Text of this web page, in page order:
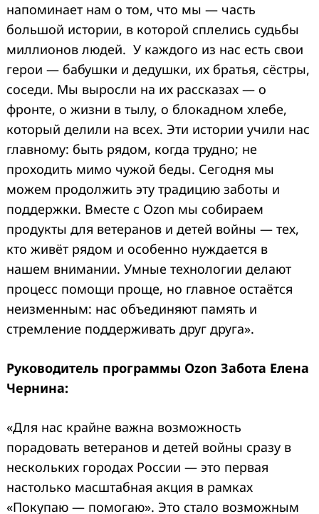
напоминает нам о том, что мы — часть
большой истории, в которой сплелись судьбы
миллионов людей. У каждого из нас есть свои
герои — бабушки и дедушки, их братья, сёстры,
соседи. Мы выросли на их рассказах — о
фронте, о жизни в тылу, о блокадном хлебе,
который делили на всех. Эти истории учили нас
главному: быть рядом, когда трудно; не
проходить мимо чужой беды. Сегодня мы
можем продолжить эту традицию заботы и
поддержки. Вместе с Ozon мы собираем
продукты для ветеранов и детей войны — тех,
кто живёт рядом и особенно нуждается в
нашем внимании. Умные технологии делают
процесс помощи проще, но главное остаётся
неизменным: нас объединяют память и
стремление поддерживать друг друга».
Руководитель программы Ozon Забота Елена
Чернина:
«Для нас крайне важна возможность
порадовать ветеранов и детей войны сразу в
нескольких городах России — это первая
настолько масштабная акция в рамках
«Покупаю — помогаю». Это стало возможным